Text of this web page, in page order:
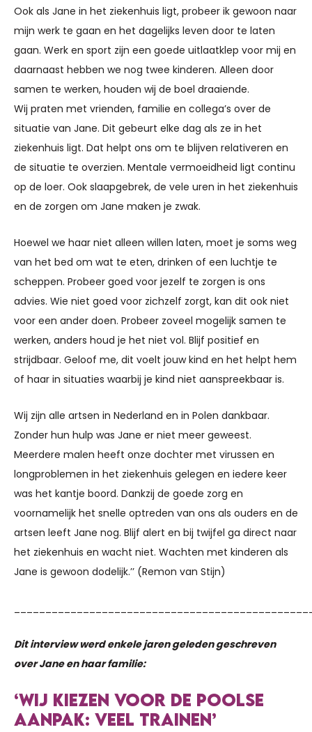
Ook als Jane in het ziekenhuis ligt, probeer ik gewoon naar
mijn werk te gaan en het dagelijks leven door te laten
gaan. Werk en sport zijn een goede uitlaatklep voor mij en
daarnaast hebben we nog twee kinderen. Alleen door
samen te werken, houden wij de boel draaiende.
Wij praten met vrienden, familie en collega’s over de
situatie van Jane. Dit gebeurt elke dag als ze in het
ziekenhuis ligt. Dat helpt ons om te blijven relativeren en
de situatie te overzien. Mentale vermoeidheid ligt continu
op de loer. Ook slaapgebrek, de vele uren in het ziekenhuis
en de zorgen om Jane maken je zwak.
Hoewel we haar niet alleen willen laten, moet je soms weg
van het bed om wat te eten, drinken of een luchtje te
scheppen. Probeer goed voor jezelf te zorgen is ons
advies. Wie niet goed voor zichzelf zorgt, kan dit ook niet
voor een ander doen. Probeer zoveel mogelijk samen te
werken, anders houd je het niet vol. Blijf positief en
strijdbaar. Geloof me, dit voelt jouw kind en het helpt hem
of haar in situaties waarbij je kind niet aanspreekbaar is.
Wij zijn alle artsen in Nederland en in Polen dankbaar.
Zonder hun hulp was Jane er niet meer geweest.
Meerdere malen heeft onze dochter met virussen en
longproblemen in het ziekenhuis gelegen en iedere keer
was het kantje boord. Dankzij de goede zorg en
voornamelijk het snelle optreden van ons als ouders en de
artsen leeft Jane nog. Blijf alert en bij twijfel ga direct naar
het ziekenhuis en wacht niet. Wachten met kinderen als
Jane is gewoon dodelijk.’’ (Remon van Stijn)
Dit interview werd enkele jaren geleden geschreven
over Jane en haar familie:
‘WIJ KIEZEN VOOR DE POOLSE
AANPAK: VEEL TRAINEN’